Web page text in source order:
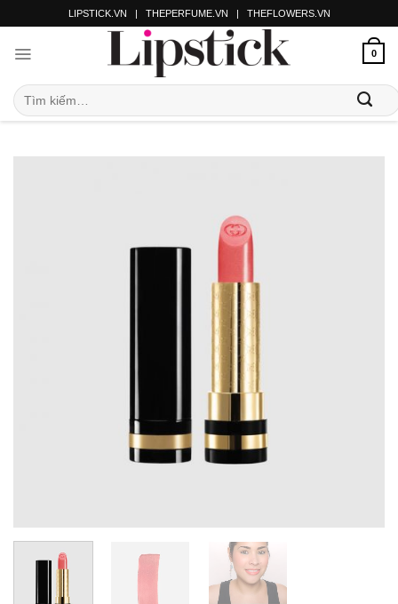
LIPSTICK.VN | THEPERFUME.VN | THEFLOWERS.VN
0